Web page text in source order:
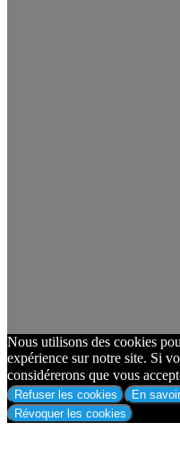
Nous utilisons des cookies
expérience sur notre site. Si
considérerons que vous
Refuser les cookies
En
Révoquer les cookies